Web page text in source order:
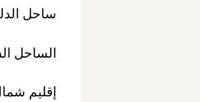
ساحل
الساحل
إقليم